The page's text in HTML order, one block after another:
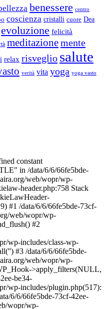
benessere centro
coscienza cristalli cuore Dea
evoluzione felicità
meditazionemente
relax risveglio salute
verità vita yoga yoga vasto
constant
in /data/6/6/66fe5bde-
web/wopr/wp-
header.php:758 Stack
#1 /data/6/6/66fe5bde-73cf-
web/wopr/wp-
#2
wp-includes/class-wp-
#3 /data/6/6/66fe5bde-
web/wopr/wp-
>apply_filters(NULL,
be34-
wp-includes/plugin.php(517):
6/6/66fe5bde-73cf-42ee-
wopr/wp-